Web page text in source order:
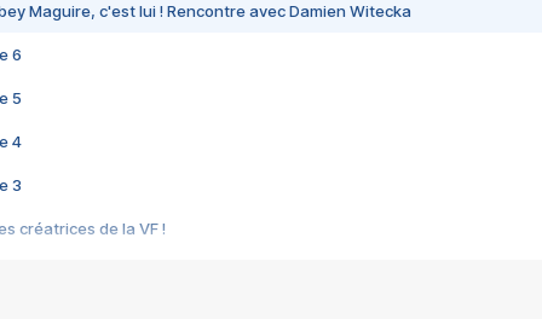
Maguire, c'est lui ! Rencontre avec Damien Witecka
6
5
4
3
créatrices de la VF !